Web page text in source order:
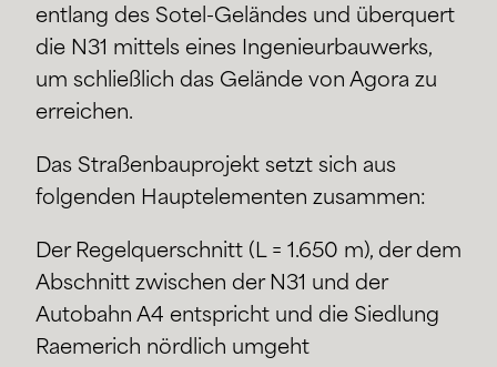
entlang des Sotel-Geländes und überquert
die N31 mittels eines Ingenieurbauwerks,
um schließlich das Gelände von Agora zu
erreichen.
Das Straßenbauprojekt setzt sich aus
folgenden Hauptelementen zusammen:
Der Regelquerschnitt (L = 1.650 m), der dem
Abschnitt zwischen der N31 und der
Autobahn A4 entspricht und die Siedlung
Raemerich nördlich umgeht